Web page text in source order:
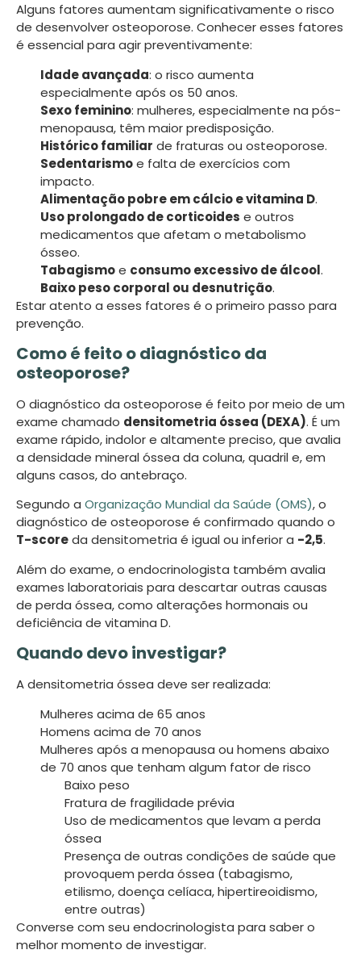
Alguns fatores aumentam significativamente o risco
de desenvolver osteoporose. Conhecer esses fatores
é essencial para agir preventivamente:
Idade avançada: o risco aumenta
especialmente após os 50 anos.
Sexo feminino: mulheres, especialmente na pós-
menopausa, têm maior predisposição.
Histórico familiar de fraturas ou osteoporose.
Sedentarismoe falta de exercícios com
impacto.
Alimentação pobre em cálcio e vitamina D.
Uso prolongado de corticoides e outros
medicamentos que afetam o metabolismo
ósseo.
Tabagismoe consumo excessivo de álcool.
Baixo peso corporal ou desnutrição.
Estar atento a esses fatores é o primeiro passo para
prevenção.
Como é feito o diagnóstico da
osteoporose?
O diagnóstico da osteoporose é feito por meio de um
exame chamado densitometria óssea (DEXA). É um
exame rápido, indolor e altamente preciso, que avalia
a densidade mineral óssea da coluna, quadril e, em
alguns casos, do antebraço.
Segundo a Organização Mundial da Saúde (OMS), o
diagnóstico de osteoporose é confirmado quando o
T-scoreda densitometria é igual ou inferior a -2,5.
Além do exame, o endocrinologista também avalia
exames laboratoriais para descartar outras causas
de perda óssea, como alterações hormonais ou
deficiência de vitamina D.
Quando devo investigar?
A densitometria óssea deve ser realizada:
Mulheres acima de 65 anos
Homens acima de 70 anos
Mulheres após a menopausa ou homens abaixo
de 70 anos que tenham algum fator de risco
Baixo peso
Fratura de fragilidade prévia
Uso de medicamentos que levam a perda
óssea
Presença de outras condições de saúde que
provoquem perda óssea (tabagismo,
etilismo, doença celíaca, hipertireoidismo,
entre outras)
Converse com seu endocrinologista para saber o
melhor momento de investigar.